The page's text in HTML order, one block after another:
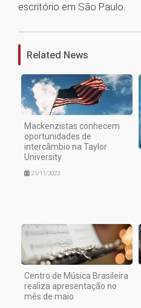
escritório em São Paulo.
Related News
Mackenzistas conhecem
oportunidades de
intercâmbio na Taylor
University
21/11/2023
Centro de Música Brasileira
realiza apresentação no
mês de maio